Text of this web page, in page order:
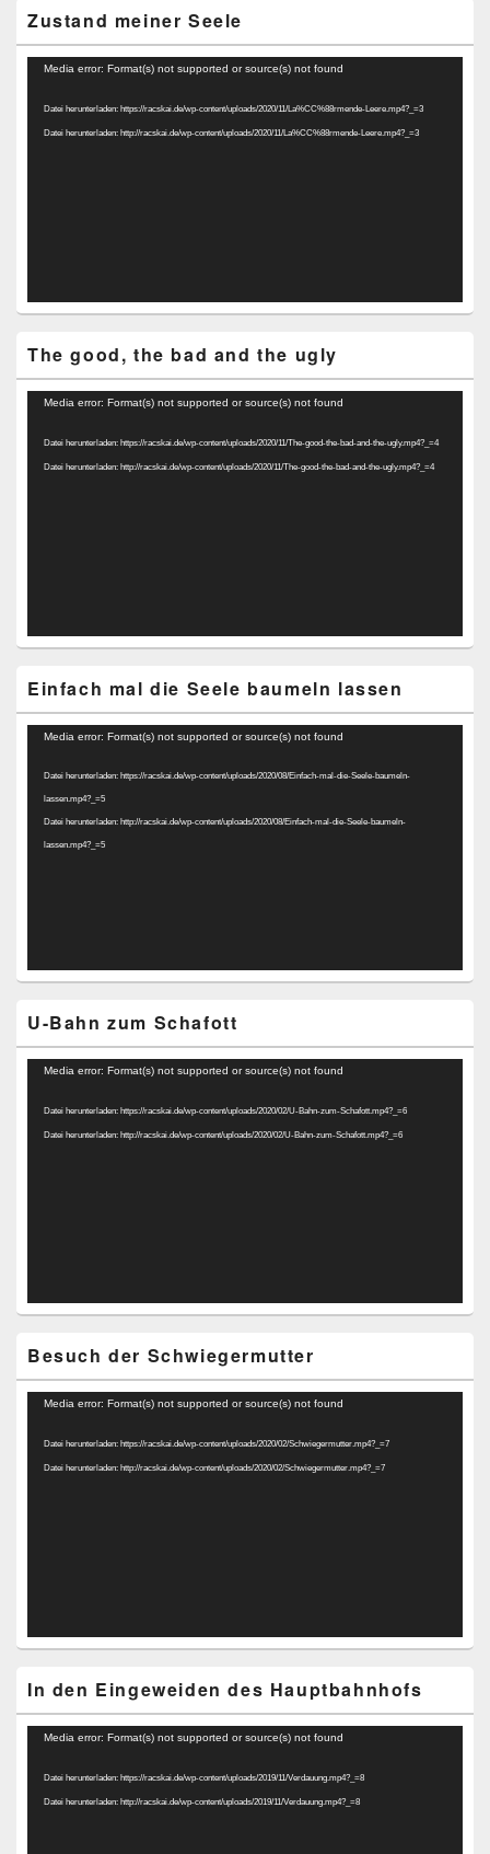
Zustand meiner Seele
Video-
Media error: Format(s) not supported or source(s) not found
Datei herunterladen: https://racskai.de/wp-content/uploads/2020/11/La%CC%88rmende-Leere.mp4?_=3
Datei herunterladen: http://racskai.de/wp-content/uploads/2020/11/La%CC%88rmende-Leere.mp4?_=3
The good, the bad and the ugly
Video-
Media error: Format(s) not supported or source(s) not found
Datei herunterladen: https://racskai.de/wp-content/uploads/2020/11/The-good-the-bad-and-the-ugly.mp4?_=4
Datei herunterladen: http://racskai.de/wp-content/uploads/2020/11/The-good-the-bad-and-the-ugly.mp4?_=4
Einfach mal die Seele baumeln lassen
Video-
Media error: Format(s) not supported or source(s) not found
Datei herunterladen: https://racskai.de/wp-content/uploads/2020/08/Einfach-mal-die-Seele-baumeln-
lassen.mp4?_=5
Datei herunterladen: http://racskai.de/wp-content/uploads/2020/08/Einfach-mal-die-Seele-baumeln-
lassen.mp4?_=5
U-Bahn zum Schafott
Video-
Media error: Format(s) not supported or source(s) not found
Datei herunterladen: https://racskai.de/wp-content/uploads/2020/02/U-Bahn-zum-Schafott.mp4?_=6
Datei herunterladen: http://racskai.de/wp-content/uploads/2020/02/U-Bahn-zum-Schafott.mp4?_=6
Besuch der Schwiegermutter
Video-
Media error: Format(s) not supported or source(s) not found
Datei herunterladen: https://racskai.de/wp-content/uploads/2020/02/Schwiegermutter.mp4?_=7
Datei herunterladen: http://racskai.de/wp-content/uploads/2020/02/Schwiegermutter.mp4?_=7
In den Eingeweiden des Hauptbahnhofs
Video-
Media error: Format(s) not supported or source(s) not found
Datei herunterladen: https://racskai.de/wp-content/uploads/2019/11/Verdauung.mp4?_=8
Datei herunterladen: http://racskai.de/wp-content/uploads/2019/11/Verdauung.mp4?_=8